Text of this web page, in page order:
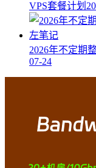
VPS套餐计划
2026年不定期
07-24